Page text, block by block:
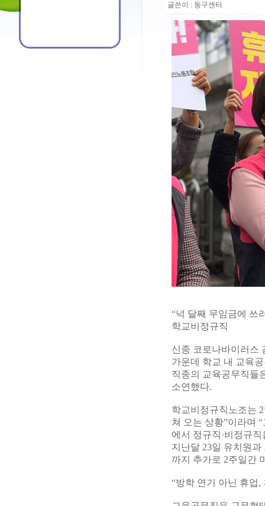
글쓴이 : 동구센터
“넉 달째 무임금에 쓰
학교비정규직
신종 코로나바이러스
가운데 학교 내 교육
직종의 교육공무직들
소연했다.
학교비정규직노조는
쳐 오는 상황”이라며
에서 정규직·비정규
지난달 23일 유치원과
까지 추가로 2주일간
“방학 연기 아닌 휴업,